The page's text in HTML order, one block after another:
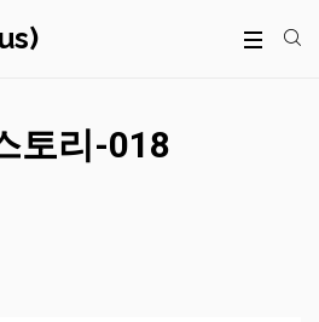
토리-018